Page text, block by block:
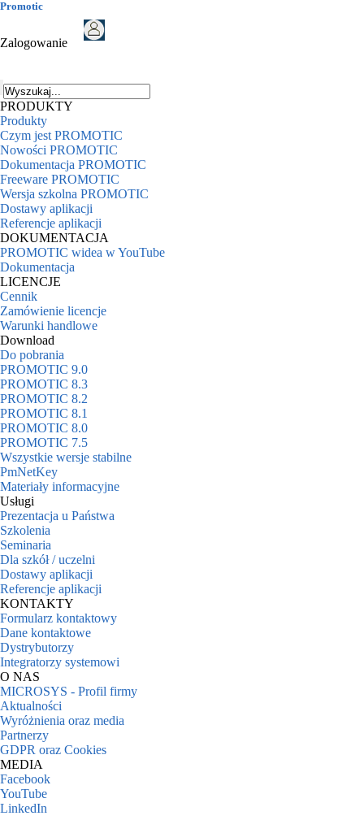
Promotic
Zalogowanie
PRODUKTY
Produkty
Czym jest PROMOTIC
Nowości PROMOTIC
Dokumentacja PROMOTIC
Freeware PROMOTIC
Wersja szkolna PROMOTIC
Dostawy aplikacji
Referencje aplikacji
DOKUMENTACJA
PROMOTIC widea w YouTube
Dokumentacja
LICENCJE
Cennik
Zamówienie licencje
Warunki handlowe
Download
Do pobrania
PROMOTIC 9.0
PROMOTIC 8.3
PROMOTIC 8.2
PROMOTIC 8.1
PROMOTIC 8.0
PROMOTIC 7.5
Wszystkie wersje stabilne
PmNetKey
Materiały informacyjne
Usługi
Prezentacja u Państwa
Szkolenia
Seminaria
Dla szkół / uczelni
Dostawy aplikacji
Referencje aplikacji
KONTAKTY
Formularz kontaktowy
Dane kontaktowe
Dystrybutorzy
Integratorzy systemowi
O NAS
MICROSYS - Profil firmy
Aktualności
Wyróżnienia oraz media
Partnerzy
GDPR oraz Cookies
MEDIA
Facebook
YouTube
LinkedIn